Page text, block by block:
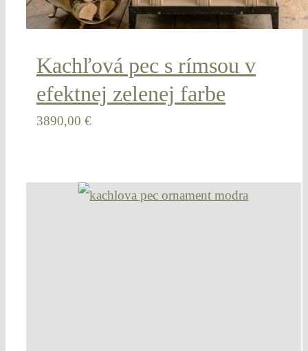
Kachľová pec s rímsou v
efektnej zelenej farbe
3890,00 €